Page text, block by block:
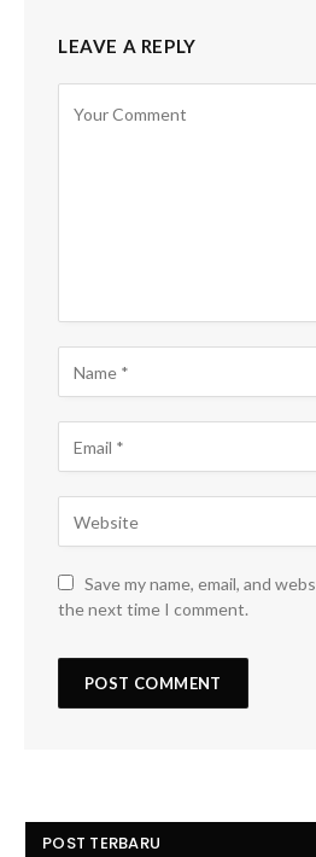
LEAVE A REPLY
Save my name, email, and
the next time I comment.
POST TERBARU